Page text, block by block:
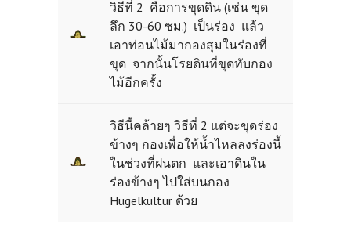
วิธีที่ 2 คือการขุดดิน (เช่น ขุด
ลึก 30-60 ซม.) เป็นร่อง แล้ว
เอาท่อนไม้มากองสุมในร่องที่
ขุด จากนั้นโรยดินที่ขุดทับกอง
ไม้อีกครั้ง
วิธีนี้คล้ายๆ วิธีที่ 2 แต่จะขุดร่อง
ข้างๆ กองเพื่อให้น้ำไหลลงร่องนี้
ในช่วงที่ฝนตก และเอาดินใน
ร่องข้างๆ ไปใส่บนกอง
Hugelkultur ด้วย